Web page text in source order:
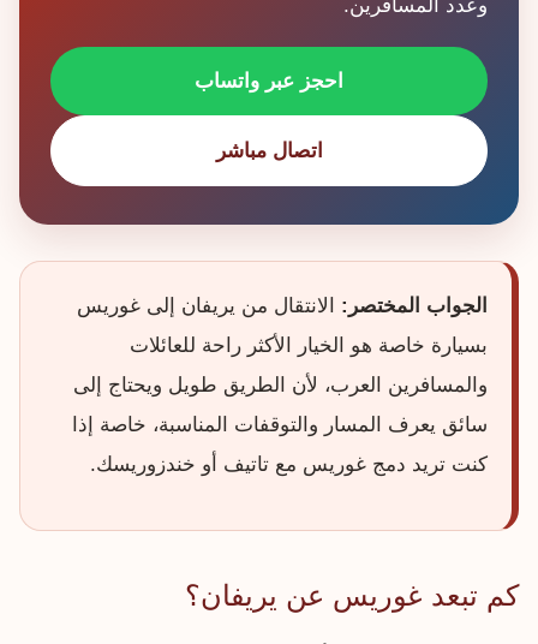
وعدد المسافرين.
احجز عبر واتساب
اتصال مباشر
الجواب المختصر: الانتقال من يريفان إلى غوريس
بسيارة خاصة هو الخيار الأكثر راحة للعائلات
والمسافرين العرب، لأن الطريق طويل ويحتاج إلى
سائق يعرف المسار والتوقفات المناسبة، خاصة إذا
كنت تريد دمج غوريس مع تاتيف أو خندزوريسك.
كم تبعد غوريس عن يريفان؟